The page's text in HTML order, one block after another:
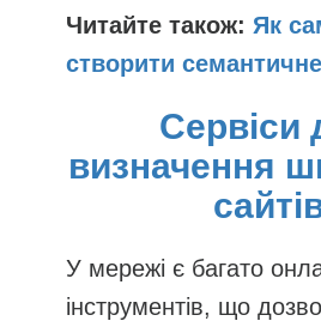
Читайте також: Як
створити
Сервіси
визначення
У мережі є багато
інструментів, що